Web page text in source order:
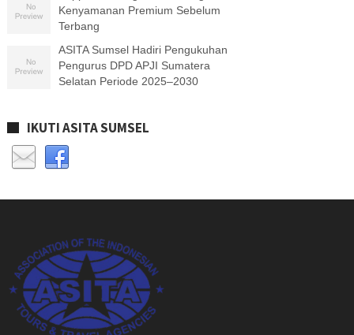
Kenyamanan Premium Sebelum
Terbang
ASITA Sumsel Hadiri Pengukuhan
Pengurus DPD APJI Sumatera
Selatan Periode 2025–2030
IKUTI ASITA SUMSEL